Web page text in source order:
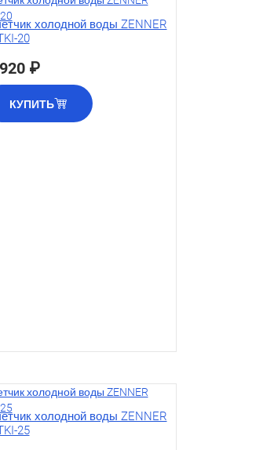
холодной воды ZENNER
20
₽
КУПИТЬ
холодной воды ZENNER
25